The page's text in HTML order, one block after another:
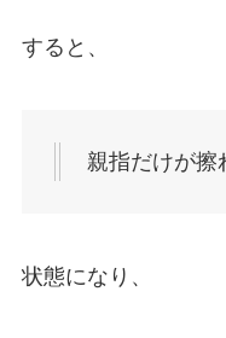
すると、
親指だけが擦
状態になり、